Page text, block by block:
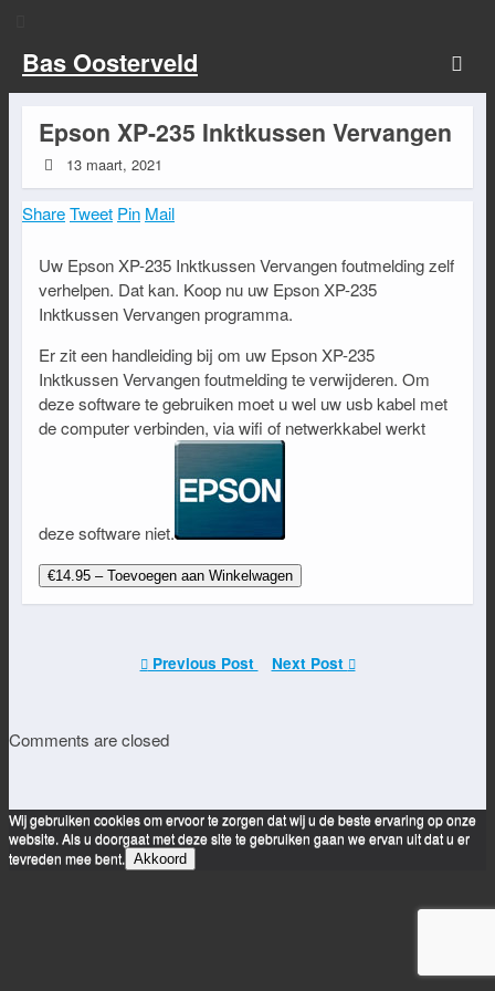
Bas Oosterveld
Epson XP-235 Inktkussen Vervangen
13 maart, 2021
ShareTweet Pin Mail
Uw Epson XP-235 Inktkussen Vervangen foutmelding zelf
verhelpen. Dat kan. Koop nu uw Epson XP-235
Inktkussen Vervangen programma.
Er zit een handleiding bij om uw Epson XP-235
Inktkussen Vervangen foutmelding te verwijderen. Om
deze software te gebruiken moet u wel uw usb kabel met
de computer verbinden, via wifi of netwerkkabel werkt
deze software niet.
€14.95 – Toevoegen aan Winkelwagen
Previous Post Next Post
Comments are closed
Wij gebruiken cookies om ervoor te zorgen dat wij u de beste ervaring op onze
website. Als u doorgaat met deze site te gebruiken gaan we ervan uit dat u er
tevreden mee bent. Akkoord